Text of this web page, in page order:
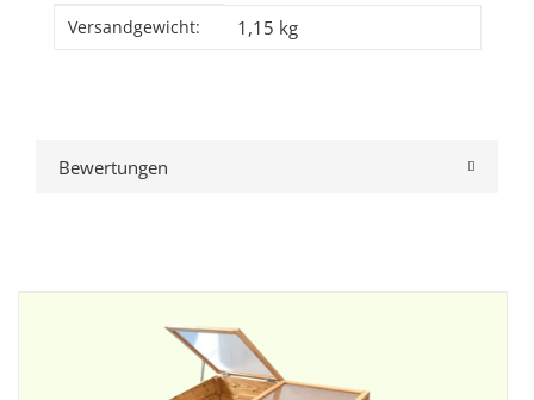
Produkteigenschaft
Wert
Versandgewicht: 1,15 kg
Bewertungen